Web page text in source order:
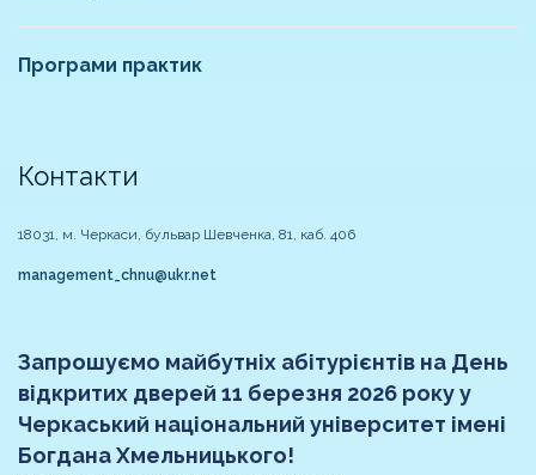
Програми практик
Контакти
18031, м. Черкаси, бульвар Шевченка, 81, каб. 406
management_chnu@ukr.net
Запрошуємо майбутніх абітурієнтів на День
відкритих дверей 11 березня 2026 року у
Черкаський національний університет імені
Богдана Хмельницького!